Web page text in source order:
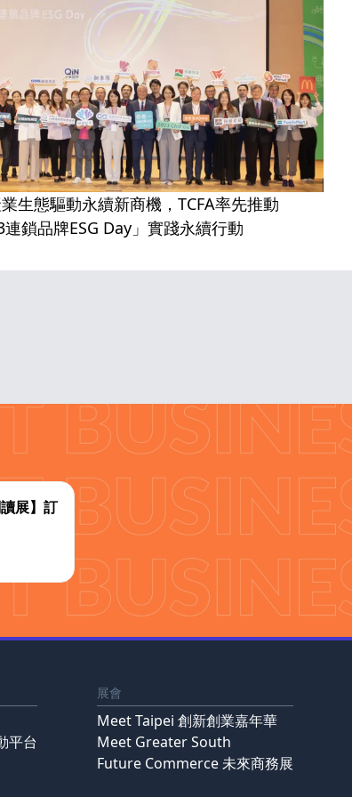
生態驅動永續新商機，TCFA率先推動
連鎖品牌ESG Day」實踐永續行動
展】訂
平台
展會
Meet Taipei 創新創業嘉年華
Meet Greater South
Future Commerce 未來商務展
X
一